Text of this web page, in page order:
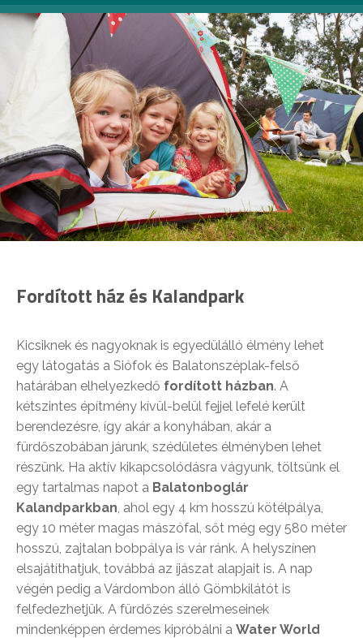
Fordított ház és Kalandpark
Kicsiknek és nagyoknak is egyedülálló élmény lehet
egy látogatás a Siófok és Balatonszéplak-felső
határában elhelyezkedő fordított házban. A
kétszintes építmény kívül-belül fejjel lefelé került
berendezésre, így akár a konyhában, akár a
fürdőszobában járunk, szédületes élményben lehet
részünk. Ha aktív kikapcsolódásra vágyunk, töltsünk el
egy tartalmas napot a Balatonboglár
Kalandparkban, ahol egy 4 km hosszú kötélpálya,
egy 10 méter magas mászófal, sőt még egy 580 méter
hosszú, zajtalan bobpálya is vár ránk. A helyszínen
elsajátíthatjuk, továbbá az íjászat alapjait is. A nap
végén pedig a Várdombon álló Gömbkilátót is
felfedezhetjük. A fürdőzés szerelmeseinek
mindenképpen érdemes kipróbálni a Water World